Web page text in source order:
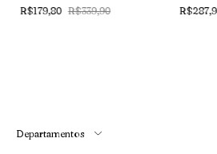
R$179,80 R$339,90
Departamentos